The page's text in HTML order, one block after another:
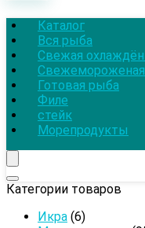
Каталог
Вся рыба
Свежая
Готовая рыба
Филе
стейк
Морепродукты
Категории товаров
Икра (6)